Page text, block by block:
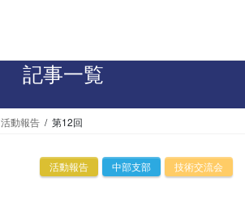
記事一覧
活動報告 第12回
技術交流会
中部支部
活動報告